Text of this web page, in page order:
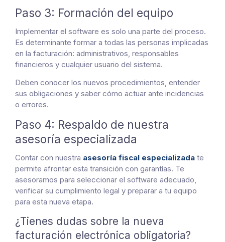
Paso 3: Formación del equipo
Implementar el software es solo una parte del proceso.
Es determinante formar a todas las personas implicadas
en la facturación: administrativos, responsables
financieros y cualquier usuario del sistema.
Deben conocer los nuevos procedimientos, entender
sus obligaciones y saber cómo actuar ante incidencias
o errores.
Paso 4: Respaldo de nuestra
asesoría especializada
Contar con nuestra asesoría fiscal especializada te
permite afrontar esta transición con garantías. Te
asesoramos para seleccionar el software adecuado,
verificar su cumplimiento legal y preparar a tu equipo
para esta nueva etapa.
¿Tienes dudas sobre la nueva
facturación electrónica obligatoria?